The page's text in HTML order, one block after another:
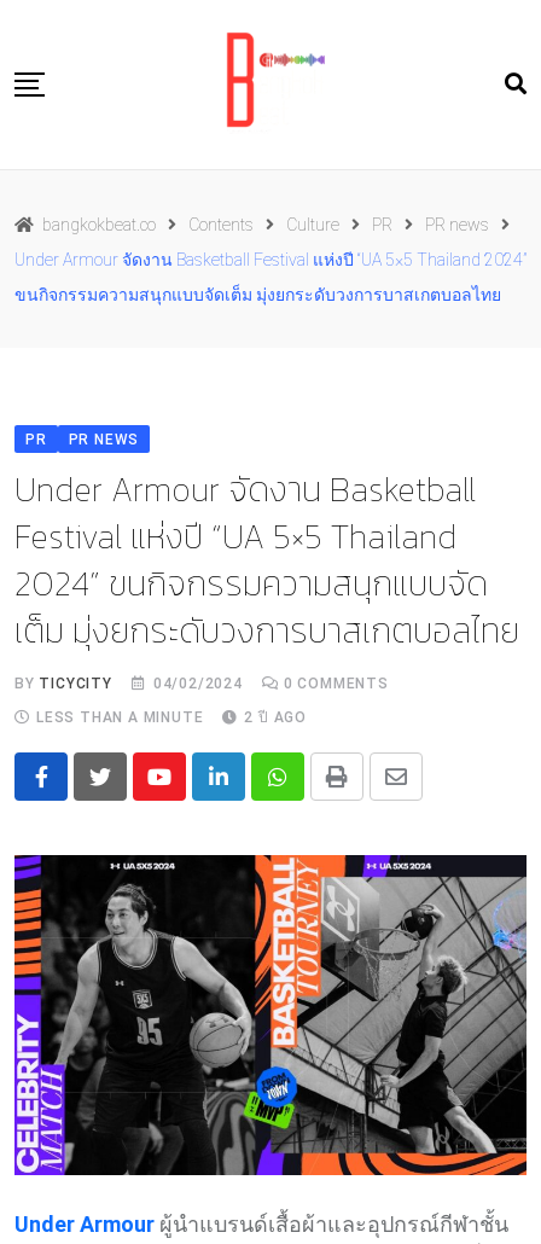
content
Food
Culture
bangkokbeat.co Contents Culture PR
PR news
Under Armour จัดงาน Basketball Festival แห่งปี “UA 5×5 Thailand 2024”
ขนกิจกรรมความสนุกแบบจัดเต็ม มุ่งยกระดับวงการบาสเกตบอลไทย
PR PR NEWS
Under Armour จัดงาน Basketball
Festival แห่งปี “UA 5×5 Thailand
2024” ขนกิจกรรมความสนุกแบบจัด
เต็ม มุ่งยกระดับวงการบาสเกตบอลไทย
BY TICYCITY 04/02/2024 0 COMMENTS
LESS THAN A MINUTE
2 ปี AGO
YoutubeLinkedInWhatsapp
Print
Share
Email
Under Armour ผู้นำแบรนด์เสื้อผ้าและอุปกรณ์กีฬาชั้น